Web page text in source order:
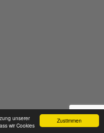
Zustimmen
unserer
wir Cookies